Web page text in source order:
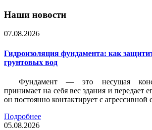
Наши новости
07.08.2026
Гидроизоляция фундамента: как
грунтовых вод
Фундамент — это несущая
принимает на себя вес здания и передает
он постоянно контактирует с агрессивной
Подробнее
05.08.2026